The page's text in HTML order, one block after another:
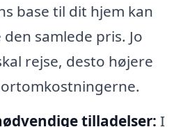
base til dit hjem kan
samlede pris. Jo
rejse, desto højere
tilladelser: I